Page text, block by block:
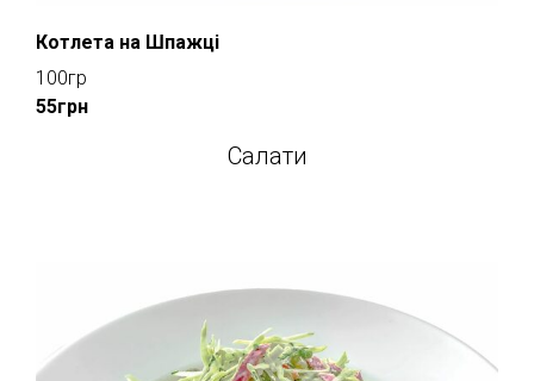
Котлета на Шпажці
100гр
55грн
Салати